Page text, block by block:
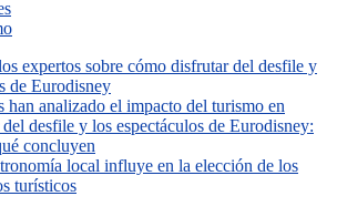
expertos sobre cómo disfrutar del desfile y
de Eurodisney
han analizado el impacto del turismo en
desfile y los espectáculos de Eurodisney:
concluyen
local influye en la elección de los
turísticos